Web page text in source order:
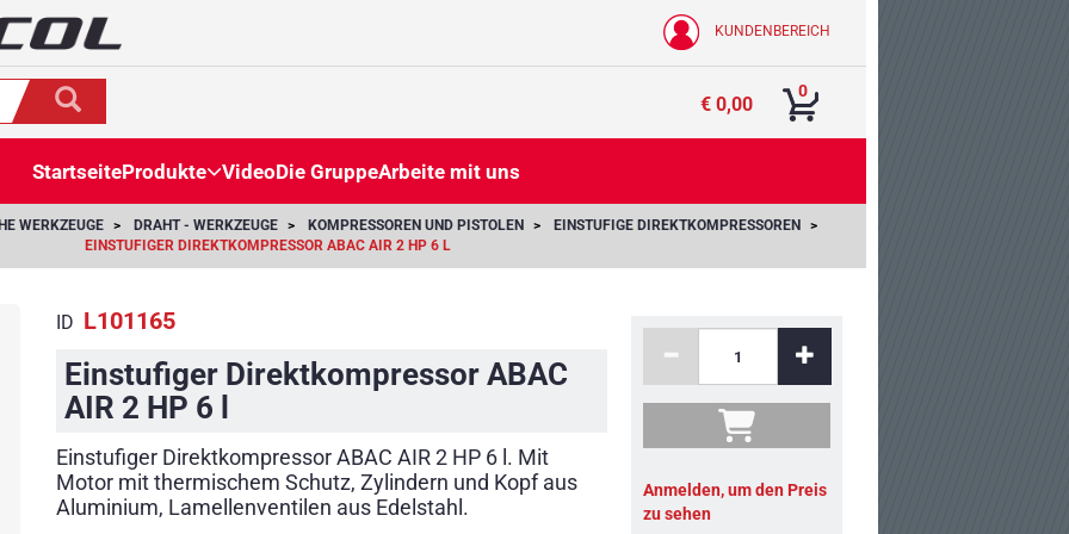
KUNDENBEREICH
0
€ 0,00
StartseiteProdukte VideoDie GruppeArbeite mit uns
WERKZEUGE DRAHT - WERKZEUGE KOMPRESSOREN UND PISTOLEN
EINSTUFIGE DIREKTKOMPRESSOREN
EINSTUFIGER DIREKTKOMPRESSOR ABAC AIR 2 HP 6 L
ID L101165
Einstufiger Direktkompressor ABAC
AIR 2 HP 6 l
Einstufiger Direktkompressor ABAC AIR 2 HP 6 l. Mit
Motor mit thermischem Schutz, Zylindern und Kopf aus
Aluminium, Lamellenventilen aus Edelstahl.
Anmelden, um den Preis
zu sehen